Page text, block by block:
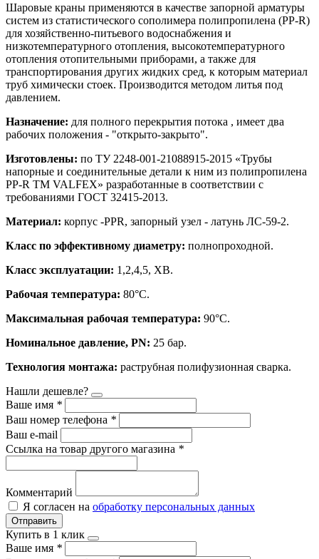
Шаровые краны применяются в качестве запорной арматуры
систем из статистического сополимера полипропилена (PP-R)
для хозяйственно-питьевого водоснабжения и
низкотемпературного отопления, высокотемпературного
отопления отопительными приборами, а также для
транспортирования других жидких сред, к которым материал
труб химически стоек. Производится методом литья под
давлением.
Назначение: для полного перекрытия потока , имеет два
рабочих положения - "открыто-закрыто".
Изготовлены: по ТУ 2248-001-21088915-2015 «Трубы
напорные и соединительные детали к ним из полипропилена
PP-R ТМ VALFEX» разработанные в соответствии с
требованиями ГОСТ 32415-2013.
Материал: корпус -PPR, запорный узел - латунь ЛС-59-2.
Класс по эффективному диаметру: полнопроходной.
Класс эксплуатации: 1,2,4,5, ХВ.
Рабочая температура: 80°С.
Максимальная рабочая температура: 90°С.
Номинальное давление, PN: 25 бар.
Технология монтажа: раструбная полифузионная сварка.
Нашли дешевле?
Ваше имя *
Ваш номер телефона *
Ваш e-mail
Ссылка на товар другого магазина *
Комментарий
Я согласен на обработку персональных данных
Отправить
Купить в 1 клик
Ваше имя *